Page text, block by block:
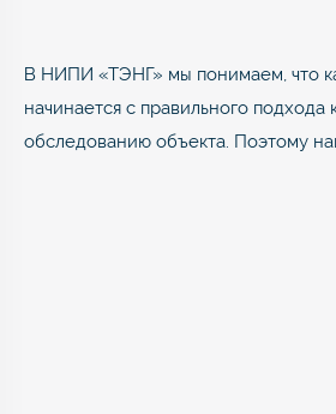
В НИПИ «ТЭНГ» мы понимаем, что
начинается с правильного подхода
обследованию объекта. Поэтому